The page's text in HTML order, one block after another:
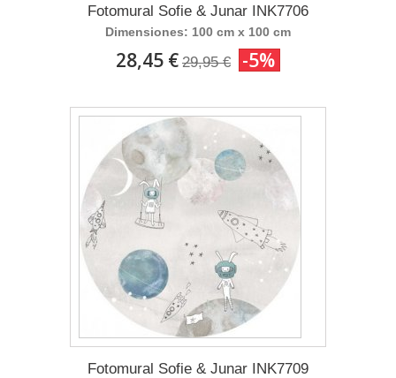
Fotomural Sofie & Junar INK7706
Dimensiones: 100 cm x 100 cm
28,45 € 29,95 € -5%
Fotomural Sofie & Junar INK7709